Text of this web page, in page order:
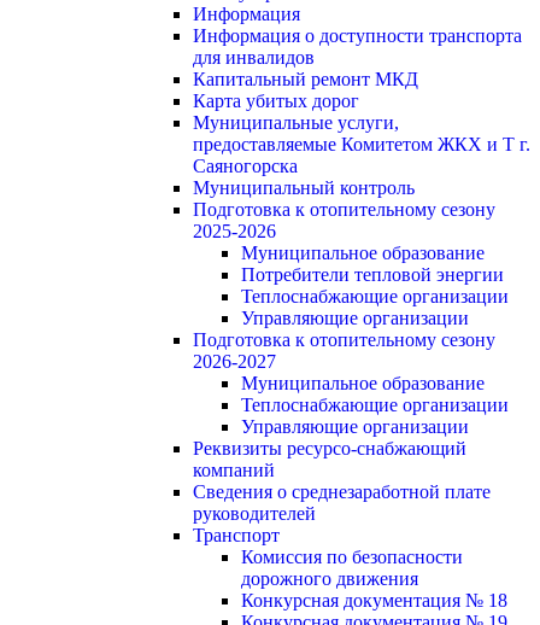
Информация
Информация о доступности транспорта
для инвалидов
Капитальный ремонт МКД
Карта убитых дорог
Муниципальные услуги,
предоставляемые Комитетом ЖКХ и Т г.
Саяногорска
Муниципальный контроль
Подготовка к отопительному сезону
2025-2026
Муниципальное образование
Потребители тепловой энергии
Теплоснабжающие организации
Управляющие организации
Подготовка к отопительному сезону
2026-2027
Муниципальное образование
Теплоснабжающие организации
Управляющие организации
Реквизиты ресурсо-снабжающий
компаний
Сведения о среднезаработной плате
руководителей
Транспорт
Комиссия по безопасности
дорожного движения
Конкурсная документация № 18